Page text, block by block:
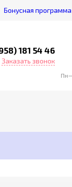
Бонусная программа
181 54 46
Заказать звонок